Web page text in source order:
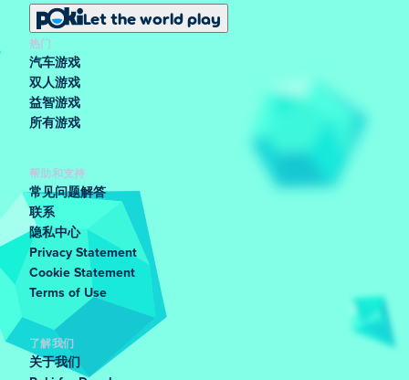
Let the world play
热门
汽车游戏
双人游戏
益智游戏
所有游戏
帮助和支持
常见问题解答
联系
隐私中心
Privacy Statement
Cookie Statement
Terms of Use
了解我们
关于我们